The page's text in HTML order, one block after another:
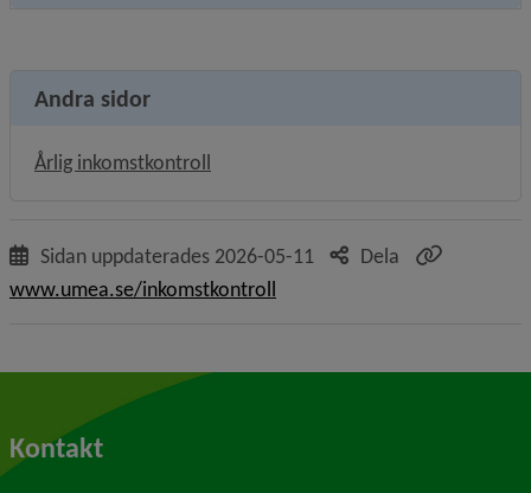
Andra sidor
Årlig inkomstkontroll
Sidan uppdaterades 2026-05-11
Dela
www.umea.se/inkomstkontroll
Kontakt